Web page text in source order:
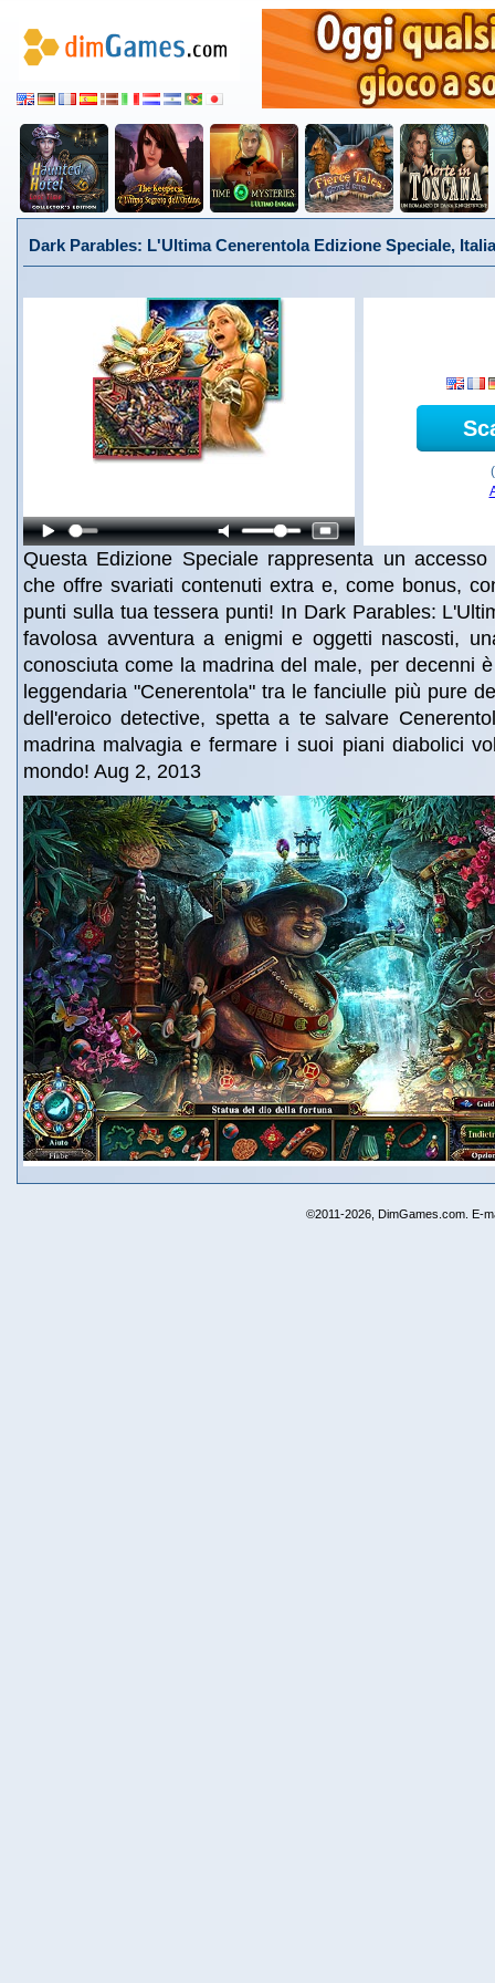
Dark Parables: L'Ultima Cenerentola Edizione Speciale,
Questa Edizione Speciale rappresenta un
che offre svariati contenuti extra e, come bonus,
punti sulla tua tessera punti! In Dark Parables:
favolosa avventura a enigmi e oggetti nascosti,
conosciuta come la madrina del male, per decenni
leggendaria "Cenerentola" tra le fanciulle più pure
dell'eroico detective, spetta a te salvare
madrina malvagia e fermare i suoi piani diabolici
mondo! Aug 2, 2013
©2011-2026, DimGames.com. E-